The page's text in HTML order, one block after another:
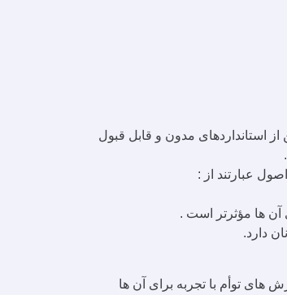
استانداردهای مدون و قابل قبول
عبارتند از :
آن ها مؤثرتر است .
های توأم با تجربه برای آن ها